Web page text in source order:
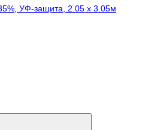
УФ-защита, 2.05 х 3.05м